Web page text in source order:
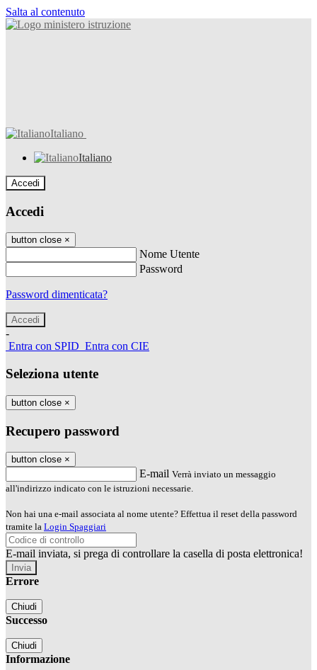
Salta al contenuto
Italiano
Italiano
Accedi
Accedi
button close ×
Nome Utente
Password
Password dimenticata?
-
Entra con SPID Entra con CIE
Seleziona utente
button close ×
Recupero password
button close ×
E-mail Verrà inviato un messaggio
all'indirizzo indicato con le istruzioni necessarie.
Non hai una e-mail associata al nome utente? Effettua il reset della password
tramite la Login Spaggiari
E-mail inviata, si prega di controllare la casella di posta elettronica!
Errore
Chiudi
Successo
Chiudi
Informazione